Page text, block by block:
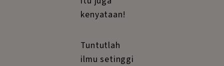
kenyataan!
Tuntutlah
ilmu setinggi